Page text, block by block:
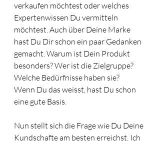
verkaufen möchtest oder welches
Expertenwissen Du vermitteln
möchtest. Auch über Deine Marke
hast Du Dir schon ein paar Gedanken
gemacht. Warum ist Dein Produkt
besonders? Wer ist die Zielgruppe?
Welche Bedürfnisse haben sie?
Wenn Du das weisst, hast Du schon
eine gute Basis.
Nun stellt sich die Frage wie Du Deine
Kundschafte am besten erreichst. Ich